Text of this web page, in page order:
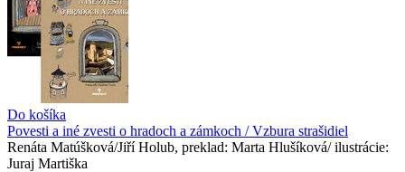
Do košíka
Povesti a iné zvesti o hradoch a zámkoch / Vzbura strašidiel
Renáta Matúšková/Jiří Holub, preklad: Marta Hlušíková/ ilustrácie:
Juraj Martiška